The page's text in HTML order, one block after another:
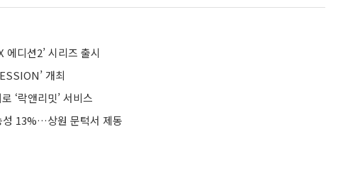
에디션2’ 시리즈 출시
개최
‘락앤리밋’ 서비스
성 13%…상원 문턱서 제동